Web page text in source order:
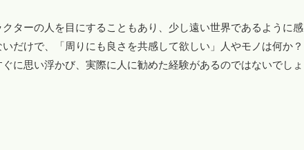
ターの人を目にすることもあり、少し遠い世界であるように感
だけで、「周りにも良さを共感して欲しい」人やモノは何か？
に思い浮かび、実際に人に勧めた経験があるのではないでしょ